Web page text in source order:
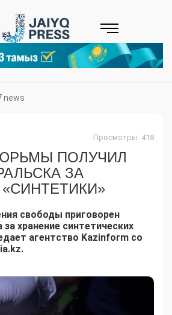
news
Просмотры: 418
ПОЛУЧИЛ
ЗА
свободы приговорен
хранение синтетических
агентство Kazinform со